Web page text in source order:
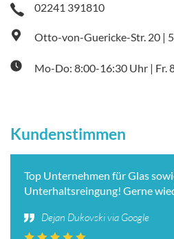
02241 391810
Otto-von-Guericke-Str. 20 |
Mo-Do: 8:00-16:30 Uhr | Fr.
Kundenstimmen
Top Unternehmen für Glas
Unterhaltsreingung! Gerne
Dejan Dukovski via Google